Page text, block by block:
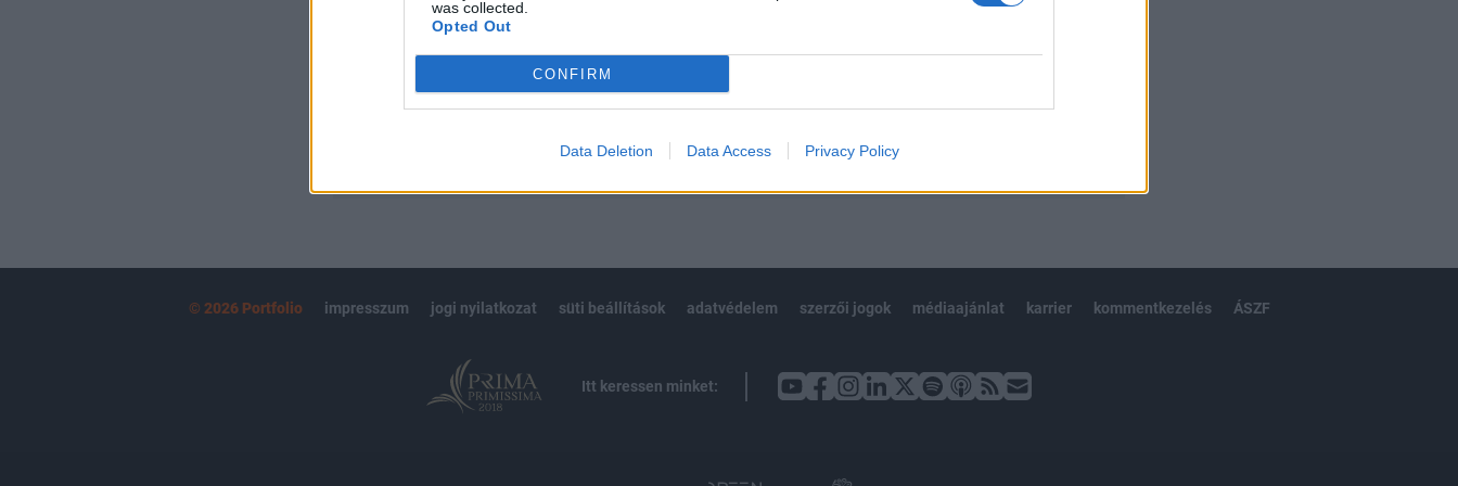
was collected.
Opted Out
CONFIRM
Data Deletion Data Access Privacy Policy
kötéslistái
Előfizetés
MÁR ELŐFIZETŐNK VAGY? BEJELENTKEZÉS
© 2026 Portfolio impresszum jogi nyilatkozat süti beállítások adatvédelem szerzői jogok médiaajánlat karrier kommentkezelés ÁSZF
Itt keressen minket: